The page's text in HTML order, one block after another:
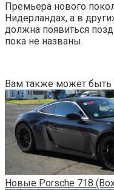
Премьера нового
Нидерландах, а в
должна появиться
пока не названы.
Вам также может быть
Новые Porsche 718